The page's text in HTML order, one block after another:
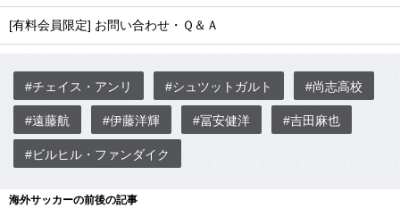
[有料会員限定] お問い合わせ・Ｑ＆Ａ
#チェイス・アンリ #シュツットガルト #尚志高校
#遠藤航 #伊藤洋輝 #冨安健洋 #吉田麻也
#ビルヒル・ファンダイク
海外サッカーの前後の記事